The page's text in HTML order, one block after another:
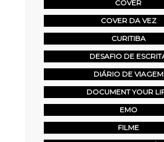
COVER
COVER DA VEZ
CURITIBA
DESAFIO DE
DIÁRIO DE VIAGEM
DOCUMENT YOUR
EMO
FILME